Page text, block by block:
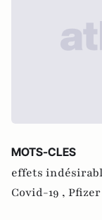
MOTS-CLES
effets
Covid-19 ,